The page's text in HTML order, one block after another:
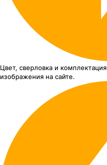
Цвет, сверловка и комплектация
изображения на сайте.